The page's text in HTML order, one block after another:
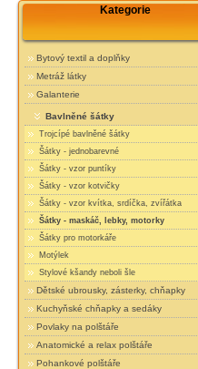
Kategorie
Bytový textil a doplňky
Metráž látky
Galanterie
Bavlněné šátky
Trojcípé bavlněné šátky
Šátky - jednobarevné
Šátky - vzor puntíky
Šátky - vzor kotvičky
Šátky - vzor kvítka, srdíčka, zvířátka
Šátky - maskáč, lebky, motorky
Šátky pro motorkáře
Motýlek
Stylové kšandy neboli šle
Dětské ubrousky, zásterky, chňapky
Kuchyňské chňapky a sedáky
Povlaky na polštáře
Anatomické a relax polštáře
Pohankové polštáře